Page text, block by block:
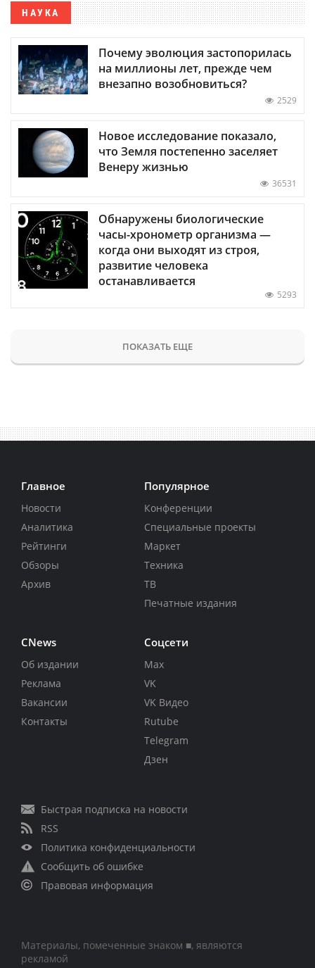
НАУКА
Почему эволюция застопорилась
на миллионы лет, прежде чем
внезапно возобновиться?
2529
Новое исследование показало,
что Земля постепенно заселяет
Венеру жизнью
36531
Обнаружены биологические
часы-хронометр организма —
когда они выходят из строя,
развитие человека
останавливается
5293
ПОКАЗАТЬ ЕЩЕ
Главное
Новости
Аналитика
Рейтинги
Обзоры
Архив
Популярное
Конференции
Специальные проекты
Маркет
Техника
ТВ
Печатные издания
CNews
Об издании
Реклама
Вакансии
Контакты
Соцсети
Max
VK
VK Видео
Rutube
Telegram
Дзен
Быстрая подписка на новости
RSS
Политика конфиденциальности
Сообщить об ошибке
Правовая информация
Материалы, помеченные знаком ■, являются
рекламой